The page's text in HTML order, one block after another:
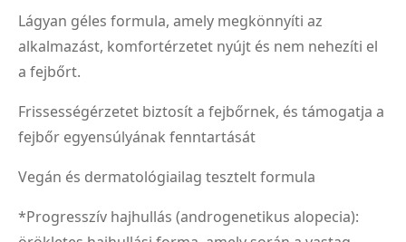
Lágyan géles formula, amely megkönnyíti az
alkalmazást, komfortérzetet nyújt és nem nehezíti el
a fejbőrt.
Frissességérzetet biztosít a fejbőrnek, és támogatja a
fejbőr egyensúlyának fenntartását
Vegán és dermatológiailag tesztelt formula
*Progresszív hajhullás (androgenetikus alopecia):